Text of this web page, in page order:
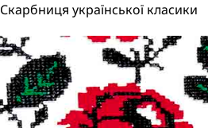
Скарбниця української класики